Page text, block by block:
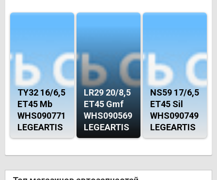
TY32 16/6,5
ET45 Mb
WHS090771
LEGEARTIS
LR29 20/8,5
ET45 Gmf
WHS090569
LEGEARTIS
NS59 17/6,5
ET45 Sil
WHS090749
LEGEARTIS